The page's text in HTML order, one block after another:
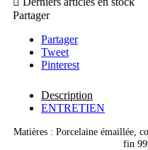
Partager
Partager
Tweet
Pinterest
Description
ENTRETIEN
Matières : Porcelaine émaillée,
fin